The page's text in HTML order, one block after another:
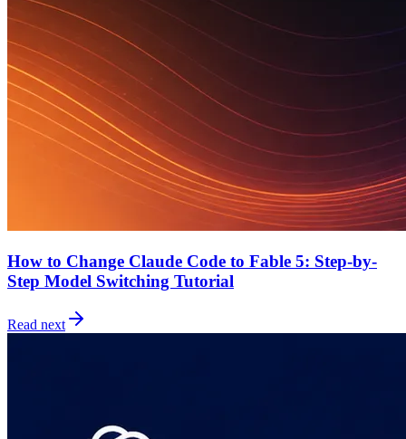
How to Change Claude Code to Fable 5: Step-by-
Step Model Switching Tutorial
Read next